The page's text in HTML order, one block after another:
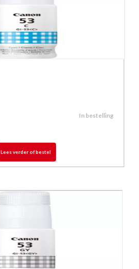
In bestelling
Lees verder of bestel